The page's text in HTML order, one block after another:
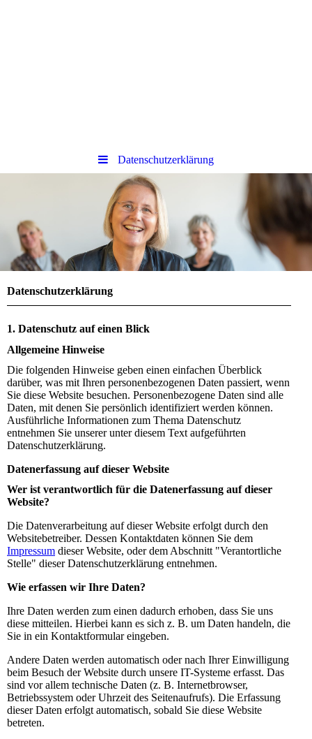
Datenschutzerklärung
Datenschutzerklärung
1. Datenschutz auf einen Blick
Allgemeine Hinweise
Die folgenden Hinweise geben einen einfachen Überblick
darüber, was mit Ihren personenbezogenen Daten passiert, wenn
Sie diese Website besuchen. Personenbezogene Daten sind alle
Daten, mit denen Sie persönlich identifiziert werden können.
Ausführliche Informationen zum Thema Datenschutz
entnehmen Sie unserer unter diesem Text aufgeführten
Datenschutzerklärung.
Datenerfassung auf dieser Website
Wer ist verantwortlich für die Datenerfassung auf dieser
Website?
Die Datenverarbeitung auf dieser Website erfolgt durch den
Websitebetreiber. Dessen Kontaktdaten können Sie dem
Impressum dieser Website, oder dem Abschnitt "Verantortliche
Stelle" dieser Datenschutzerklärung entnehmen.
Wie erfassen wir Ihre Daten?
Ihre Daten werden zum einen dadurch erhoben, dass Sie uns
diese mitteilen. Hierbei kann es sich z. B. um Daten handeln, die
Sie in ein Kontaktformular eingeben.
Andere Daten werden automatisch oder nach Ihrer Einwilligung
beim Besuch der Website durch unsere IT-Systeme erfasst. Das
sind vor allem technische Daten (z. B. Internetbrowser,
Betriebssystem oder Uhrzeit des Seitenaufrufs). Die Erfassung
dieser Daten erfolgt automatisch, sobald Sie diese Website
betreten.